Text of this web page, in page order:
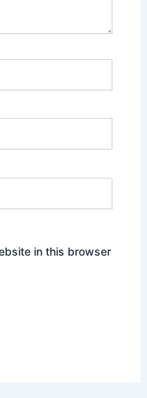
in this browser